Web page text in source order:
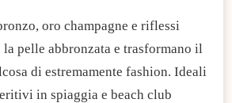
oro champagne e riflessi
pelle abbronzata e trasformano il
di estremamente fashion. Ideali
in spiaggia e beach club